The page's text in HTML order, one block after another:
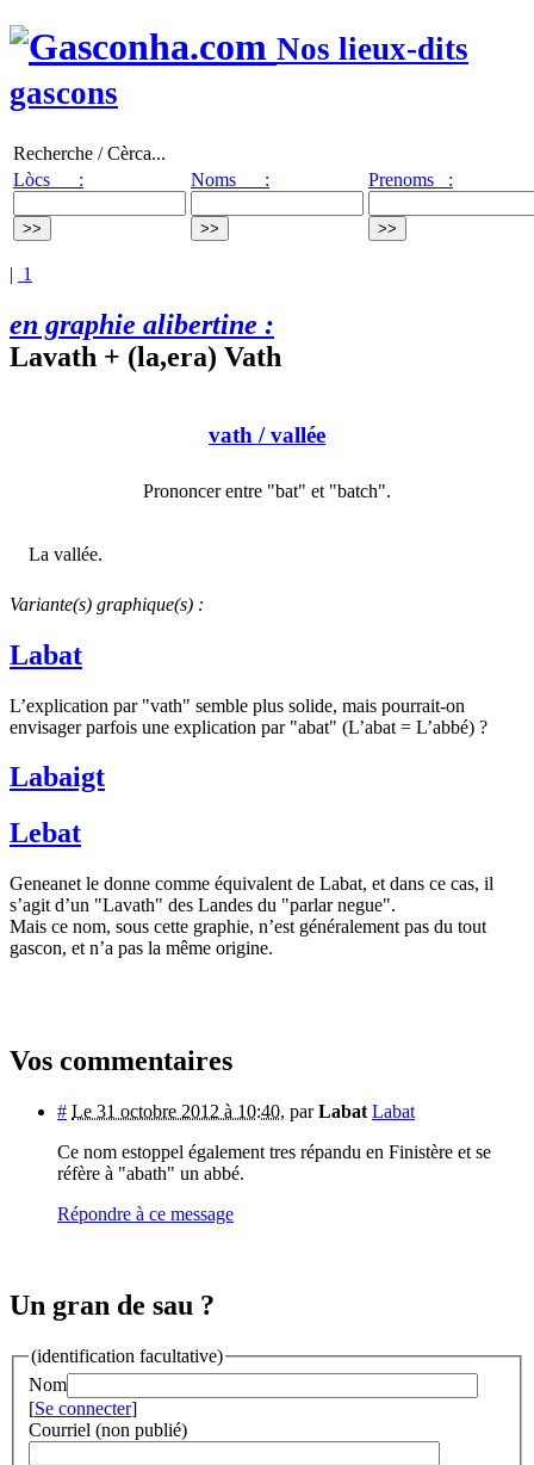
Nos lieux-dits
gascons
Recherche / Cèrca...
Lòcs :
Noms : Prenoms :
| 1
en graphie alibertine :
Lavath + (la,era) Vath
vath / vallée
Prononcer entre "bat" et "batch".
La vallée.
Variante(s) graphique(s) :
Labat
L’explication par "vath" semble plus solide, mais pourrait-on
envisager parfois une explication par "abat" (L’abat = L’abbé) ?
Labaigt
Lebat
Geneanet le donne comme équivalent de Labat, et dans ce cas, il
s’agit d’un "Lavath" des Landes du "parlar negue".
Mais ce nom, sous cette graphie, n’est généralement pas du tout
gascon, et n’a pas la même origine.
Vos commentaires
# Le 31 octobre 2012 à 10:40, parLabat Labat
Ce nom estoppel également tres répandu en Finistère et se
réfère à "abath" un abbé.
Répondre à ce message
Un gran de sau ?
(identification facultative)
Nom
[Se connecter]
Courriel (non publié)